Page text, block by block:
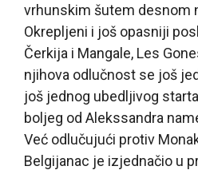
vrhunskim šutem desnom
Okrepljeni i još opasniji
Čerkija i Mangale, Les
njihova odlučnost se još
još jednog ubedljivog
boljeg od Alekssandra
Već odlučujući protiv
Belgijanac je izjednačio u